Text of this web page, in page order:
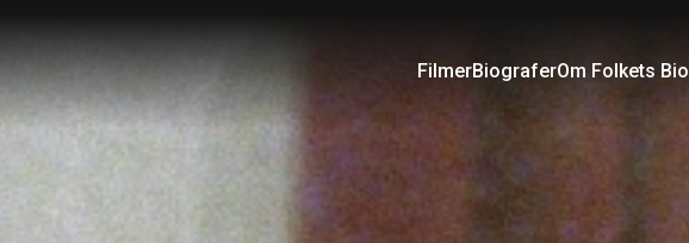
FilmerBiograferOm Folkets Bio